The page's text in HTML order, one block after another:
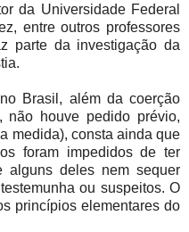
da Universidade Federal
entre outros professores
parte da investigação da
Brasil, além da coerção
não houve pedido prévio,
medida), consta ainda que
foram impedidos de ter
alguns deles nem sequer
ou suspeitos. O
princípios elementares do